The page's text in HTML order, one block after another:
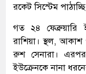
রকেট সিস্টেম
গত ২৪ ফেব্রুয়ারি
রাশিয়া। স্থল, আকাশ
রুশ সেনারা।
ইউক্রেনকে নানা